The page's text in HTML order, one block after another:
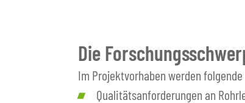
Die
Im Projektvorhaben werden
Qualitätsanforderungen an